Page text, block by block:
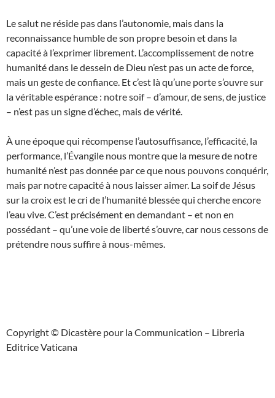
Le salut ne réside pas dans l’autonomie, mais dans la
reconnaissance humble de son propre besoin et dans la
capacité à l’exprimer librement. L’accomplissement de notre
humanité dans le dessein de Dieu n’est pas un acte de force,
mais un geste de confiance. Et c’est là qu’une porte s’ouvre sur
la véritable espérance : notre soif – d’amour, de sens, de justice
– n’est pas un signe d’échec, mais de vérité.
À une époque qui récompense l’autosuffisance, l’efficacité, la
performance, l’Évangile nous montre que la mesure de notre
humanité n’est pas donnée par ce que nous pouvons conquérir,
mais par notre capacité à nous laisser aimer. La soif de Jésus
sur la croix est le cri de l’humanité blessée qui cherche encore
l’eau vive. C’est précisément en demandant – et non en
possédant – qu’une voie de liberté s’ouvre, car nous cessons de
prétendre nous suffire à nous-mêmes.
Copyright © Dicastère pour la Communication – Libreria
Editrice Vaticana